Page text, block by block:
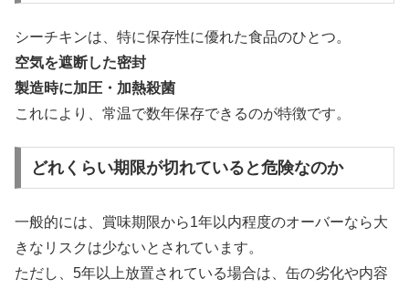
シーチキンは、特に保存性に優れた食品のひとつ。
空気を遮断した密封
製造時に加圧・加熱殺菌
これにより、常温で数年保存できるのが特徴です。
どれくらい期限が切れていると危険なのか
一般的には、賞味期限から1年以内程度のオーバーなら大
きなリスクは少ないとされています。
ただし、5年以上放置されている場合は、缶の劣化や内容